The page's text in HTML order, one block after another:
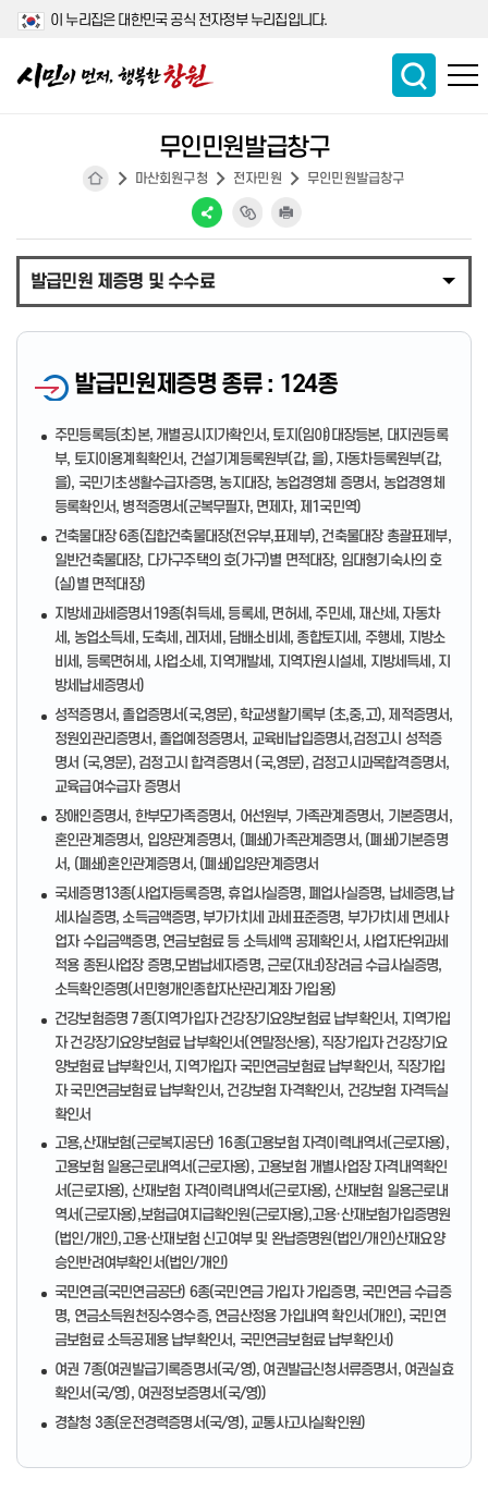
이 누리집은 대한민국 공식 전자정부 누리집입니다.
마산회원구청 전자민원 무인민원발급창구
무인민원발급창구
발급민원 제증명 및 수수료
발급민원제증명 종류 : 124종
주민등록등(초)본, 개별공시지가확인서, 토지(임야)대장등본, 대지권등록
부, 토지이용계획확인서, 건설기계등록원부(갑, 을), 자동차등록원부(갑,
을), 국민기초생활수급자증명, 농지대장, 농업경영체 증명서, 농업경영체
등록확인서, 병적증명서(군복무필자, 면제자, 제1국민역)
건축물대장 6종(집합건축물대장(전유부,표제부), 건축물대장 총괄표제부,
일반건축물대장, 다가구주택의 호(가구)별 면적대장, 임대형기숙사의 호
(실)별 면적대장)
지방세과세증명서19종(취득세, 등록세, 면허세, 주민세, 재산세, 자동차
세, 농업소득세, 도축세, 레저세, 담배소비세, 종합토지세, 주행세, 지방소
비세, 등록면허세, 사업소세, 지역개발세, 지역자원시설세, 지방세득세, 지
방세납세증명서)
성적증명서, 졸업증명서(국,영문), 학교생활기록부 (초,중,고), 제적증명서,
정원외관리증명서, 졸업예정증명서, 교육비납입증명서,검정고시 성적증
명서 (국,영문), 검정고시 합격증명서 (국,영문), 검정고시과목합격증명서,
교육급여수급자 증명서
장애인증명서, 한부모가족증명서, 어선원부, 가족관계증명서, 기본증명서,
혼인관계증명서, 입양관계증명서, (폐쇄)가족관계증명서, (폐쇄)기본증명
서, (폐쇄)혼인관계증명서, (폐쇄)입양관계증명서
국세증명13종(사업자등록증명, 휴업사실증명, 폐업사실증명, 납세증명,납
세사실증명, 소득금액증명, 부가가치세 과세표준증명, 부가가치세 면세사
업자 수입금액증명, 연금보험료 등 소득세액 공제확인서, 사업자단위과세
적용 종된사업장 증명,모범납세자증명, 근로(자녀)장려금 수급사실증명,
소득확인증명(서민형개인종합자산관리계좌 가입용)
건강보험증명 7종(지역가입자 건강장기요양보험료 납부확인서, 지역가입
자 건강장기요양보험료 납부확인서(연말정산용), 직장가입자 건강장기요
양보험료 납부확인서, 지역가입자 국민연금보험료 납부확인서, 직장가입
자 국민연금보험료 납부확인서, 건강보험 자격확인서, 건강보험 자격득실
확인서
고용,산재보험(근로복지공단) 16종(고용보험 자격이력내역서(근로자용),
고용보험 일용근로내역서(근로자용), 고용보험 개별사업장 자격내역확인
서(근로자용), 산재보험 자격이력내역서(근로자용), 산재보험 일용근로내
역서(근로자용),보험급여지급확인원(근로자용),고용·산재보험가입증명원
(법인/개인),고용·산재보험 신고여부 및 완납증명원(법인/개인)산재요양
승인반려여부확인서(법인/개인)
국민연금(국민연금공단) 6종(국민연금 가입자 가입증명, 국민연금 수급증
명, 연금소득원천징수영수증, 연금산정용 가입내역 확인서(개인), 국민연
금보험료 소득공제용 납부확인서, 국민연금보험료 납부확인서)
여권 7종(여권발급기록증명서(국/영), 여권발급신청서류증명서, 여권실효
확인서(국/영), 여권정보증명서(국/영))
경찰청 3종(운전경력증명서(국/영), 교통사고사실확인원)